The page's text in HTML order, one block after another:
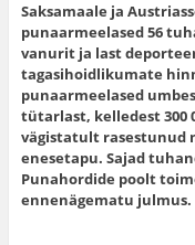
Saksamaale ja
punaarmeelased 56
vanurit ja last
tagasihoidlikumate
punaarmeelased
tütarlast, kelledest 300
vägistatult rasestunud
enesetapu. Sajad
Punahordide poolt
ennenägematu julmus.